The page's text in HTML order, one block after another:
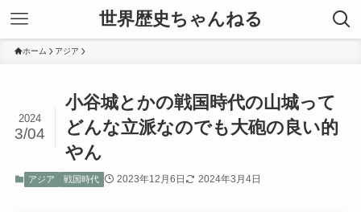
世界歴史ちゃんねる
ホーム アジア
小谷城とかの戦国時代の山城って
どんな立派なのでも大砲の良い的
やん
2024
3/04
アジア 戦国時代 2023年12月6日 2024年3月4日